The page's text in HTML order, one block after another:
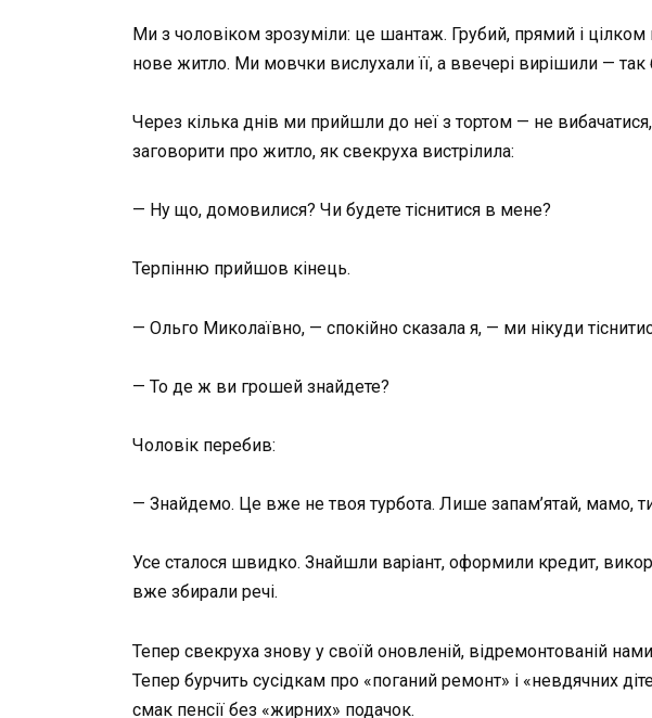
Ми з чоловіком зрозуміли: це шантаж. Грубий, прямий і
нове житло. Ми мовчки вислухали її, а ввечері вирішили — так
Через кілька днів ми прийшли до неї з тортом — не
заговорити про житло, як свекруха вистрілила:
— Ну що, домовилися? Чи будете тіснитися в мене?
Терпінню прийшов кінець.
— Ольго Миколаївно, — спокійно сказала я, — ми нікуди
— То де ж ви грошей знайдете?
Чоловік перебив:
— Знайдемо. Це вже не твоя турбота. Лише запам’ятай, мамо,
Усе сталося швидко. Знайшли варіант, оформили кредит,
вже збирали речі.
Тепер свекруха знову у своїй оновленій, відремонтованій
Тепер бурчить сусідкам про «поганий ремонт» і «невдячних
смак пенсії без «жирних» подачок.